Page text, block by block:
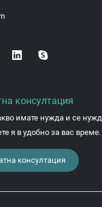
консултация
имате нужда и се
я в удобно за вас време.
консултация